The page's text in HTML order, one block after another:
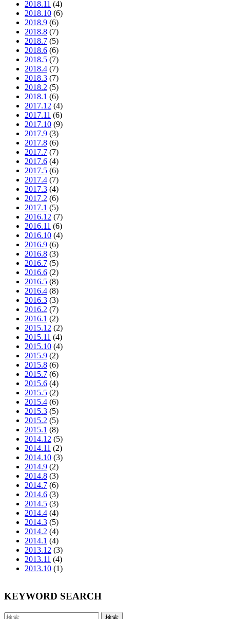
2018.11 (4)
2018.10 (6)
2018.9 (6)
2018.8 (7)
2018.7 (5)
2018.6 (6)
2018.5 (7)
2018.4 (7)
2018.3 (7)
2018.2 (5)
2018.1 (6)
2017.12 (4)
2017.11 (6)
2017.10 (9)
2017.9 (3)
2017.8 (6)
2017.7 (7)
2017.6 (4)
2017.5 (6)
2017.4 (7)
2017.3 (4)
2017.2 (6)
2017.1 (5)
2016.12 (7)
2016.11 (6)
2016.10 (4)
2016.9 (6)
2016.8 (3)
2016.7 (5)
2016.6 (2)
2016.5 (8)
2016.4 (8)
2016.3 (3)
2016.2 (7)
2016.1 (2)
2015.12 (2)
2015.11 (4)
2015.10 (4)
2015.9 (2)
2015.8 (6)
2015.7 (6)
2015.6 (4)
2015.5 (2)
2015.4 (6)
2015.3 (5)
2015.2 (5)
2015.1 (8)
2014.12 (5)
2014.11 (2)
2014.10 (3)
2014.9 (2)
2014.8 (3)
2014.7 (6)
2014.6 (3)
2014.5 (3)
2014.4 (4)
2014.3 (5)
2014.2 (4)
2014.1 (4)
2013.12 (3)
2013.11 (4)
2013.10 (1)
KEYWORD SEARCH
検